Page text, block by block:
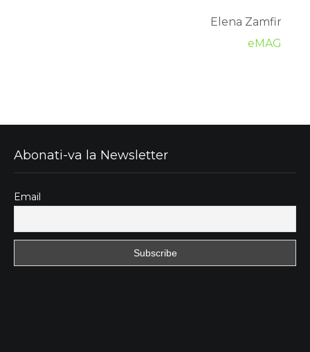
Elena Zamfir
eMAG
Abonati-va la Newsletter
Email